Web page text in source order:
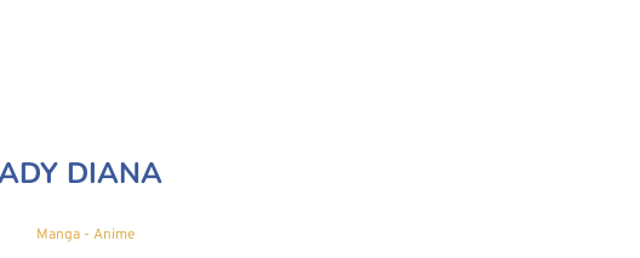
DIANA
Manga - Anime